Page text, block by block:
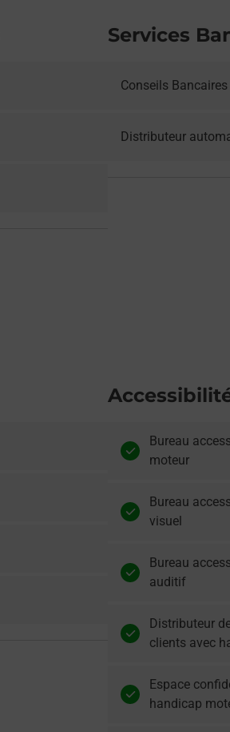
Services
Conseils Bancaires
Distributeur
Bureau
moteur
Bureau
visuel
Bureau
auditif
Distributeur
clients avec
Espace
handicap